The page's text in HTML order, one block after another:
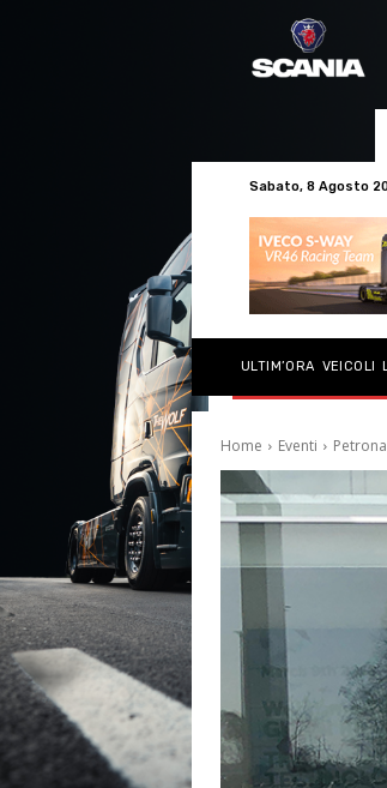
Sabato, 8 Agosto
ULTIM’ORA VEICOLI
Home Eventi